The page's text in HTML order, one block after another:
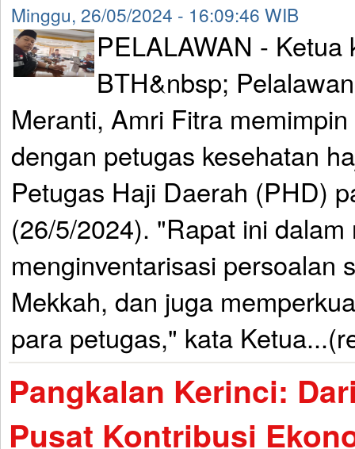
Minggu, 26/05/2024 - 16:09:46 WIB
PELALAWAN - Ketua
BTH&nbsp;
Meranti, Amri Fitra
dengan petugas kesehatan
Petugas Haji Daerah (PHD)
(26/5/2024). "Rapat ini dalam
menginventarisasi persoalan
Mekkah, dan juga
para petugas," kata
Pangkalan Kerinci:
Pusat Kontribusi